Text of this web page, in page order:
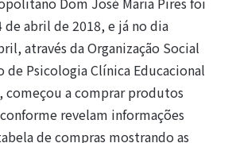
de abril de 2018, e já no dia
através da Organização Social
de Psicologia Clínica Educacional
começou a comprar produtos
revelam informações
de compras mostrando as